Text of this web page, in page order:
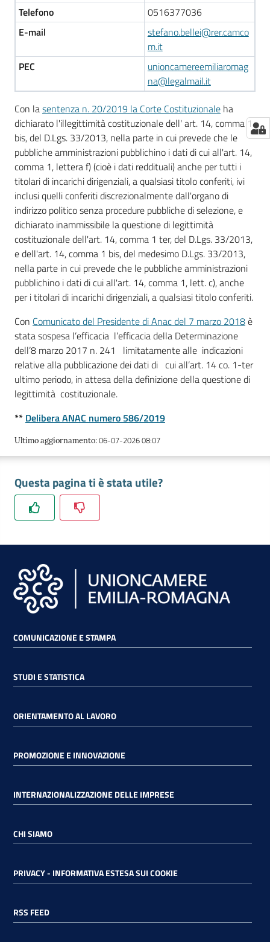
Telefono
0516377036
E-mail
stefano.bellei@rer.camco
m.it
PEC
unioncamereemiliaromag
na@legalmail.it
Con lasentenza n. 20/2019 la Corte Costituzionale ha
dichiarato l'illegittimità costituzionale dell' art. 14, comma 1
bis, del D.Lgs. 33/2013, nella parte in cui prevede che le
pubbliche amministrazioni pubblichino i dati di cui all'art. 14,
comma 1, lettera f) (cioè i dati reddituali) anche per tutti i
titolari di incarichi dirigenziali, a qualsiasi titolo conferiti, ivi
inclusi quelli conferiti discrezionalmente dall'organo di
indirizzo politico senza procedure pubbliche di selezione, e
dichiarato inammissibile la questione di legittimità
costituzionale dell'art. 14, comma 1 ter, del D.Lgs. 33/2013,
e dell'art. 14, comma 1 bis, del medesimo D.Lgs. 33/2013,
nella parte in cui prevede che le pubbliche amministrazioni
pubblichino i dati di cui all'art. 14, comma 1, lett. c), anche
per i titolari di incarichi dirigenziali, a qualsiasi titolo conferiti.
Con Comunicato del Presidente di Anac del 7 marzo 2018è
stata sospesa l’efficacia l’efficacia della Determinazione
dell’8 marzo 2017 n. 241 limitatamente alle indicazioni
relative alla pubblicazione dei dati di cui all’art. 14 co. 1-ter
ultimo periodo, in attesa della definizione della questione di
legittimità costituzionale.
** Delibera ANAC numero 586/2019
Ultimo aggiornamento:06-07-2026 08:07
Questa pagina ti è stata utile?
COMUNICAZIONE E STAMPA
STUDI E STATISTICA
ORIENTAMENTO AL LAVORO
PROMOZIONE E INNOVAZIONE
INTERNAZIONALIZZAZIONE DELLE IMPRESE
CHI SIAMO
PRIVACY - INFORMATIVA ESTESA SUI COOKIE
RSS FEED